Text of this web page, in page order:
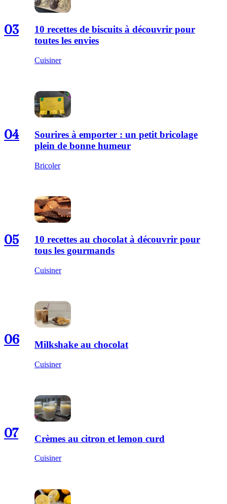
03
10 recettes de biscuits à découvrir pour
toutes les envies
Cuisiner
04
Sourires à emporter : un petit bricolage
plein de bonne humeur
Bricoler
05
10 recettes au chocolat à découvrir pour
tous les gourmands
Cuisiner
06 Milkshake au chocolat
Cuisiner
07 Crèmes au citron et lemon curd
Cuisiner